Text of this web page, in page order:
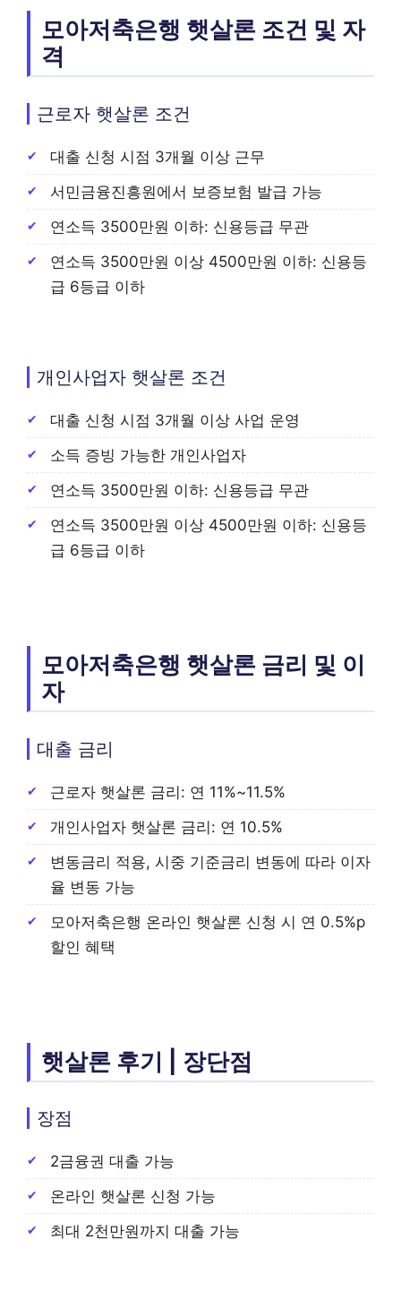
모아저축은행 햇살론 조건 및 자
격
근로자 햇살론 조건
대출 신청 시점 3개월 이상 근무
서민금융진흥원에서 보증보험 발급 가능
연소득 3500만원 이하: 신용등급 무관
연소득 3500만원 이상 4500만원 이하: 신용등
급 6등급 이하
개인사업자 햇살론 조건
대출 신청 시점 3개월 이상 사업 운영
소득 증빙 가능한 개인사업자
연소득 3500만원 이하: 신용등급 무관
연소득 3500만원 이상 4500만원 이하: 신용등
급 6등급 이하
모아저축은행 햇살론 금리 및 이
자
대출 금리
근로자 햇살론 금리: 연 11%~11.5%
개인사업자 햇살론 금리: 연 10.5%
변동금리 적용, 시중 기준금리 변동에 따라 이자
율 변동 가능
모아저축은행 온라인 햇살론 신청 시 연 0.5%p
할인 혜택
햇살론 후기 | 장단점
장점
2금융권 대출 가능
온라인 햇살론 신청 가능
최대 2천만원까지 대출 가능